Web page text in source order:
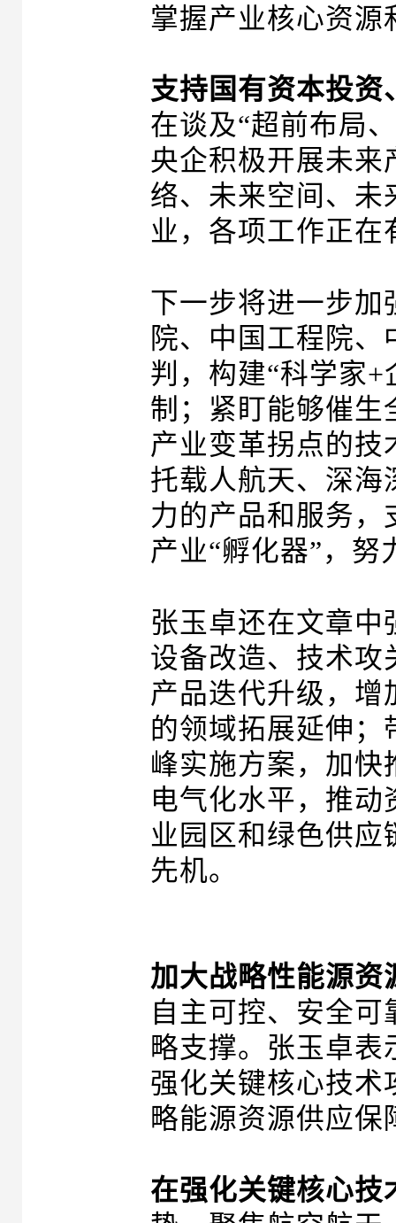
掌握产业核心资源
支持国有资本投资
在谈及“超前布局
央企积极开展未来
络、未来空间、未
业，各项工作正在
下一步将进一步加
院、中国工程院
判，构建“科学家
制；紧盯能够催生
产业变革拐点的技
托载人航天、深海
力的产品和服务，
产业“孵化器”，
张玉卓还在文章中
设备改造、技术攻
产品迭代升级，增
的领域拓展延伸；
峰实施方案，加快
电气化水平，推
业园区和绿色供应
先机。
加大战略性能源资
自主可控、安全
略支撑。张玉卓表
强化关键核心技术
略能源资源供应保
在强化关键核心技